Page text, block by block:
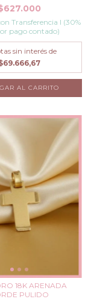
Transferencia I (30%
pago contado)
sin interés de
18K ARENADA
PULIDO